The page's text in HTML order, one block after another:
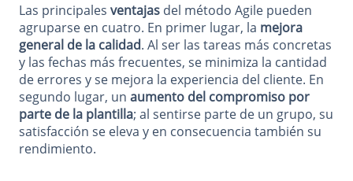
Las principales ventajas del método Agile pueden
agruparse en cuatro. En primer lugar, la mejora
general de la calidad. Al ser las tareas más concretas
y las fechas más frecuentes, se minimiza la cantidad
de errores y se mejora la experiencia del cliente. En
segundo lugar, un aumento del compromiso por
parte de la plantilla; al sentirse parte de un grupo, su
satisfacción se eleva y en consecuencia también su
rendimiento.